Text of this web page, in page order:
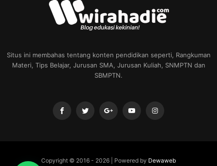
Situs ini membahas tentang konten pendidikan seperti, Rangkuman
Materi, Tips Belajar, Jurusan SMA, Jurusan Kuliah, SNMPTN dan
SBMPTN.
Copyright © 2016 - 2026 | Powered by Dewaweb